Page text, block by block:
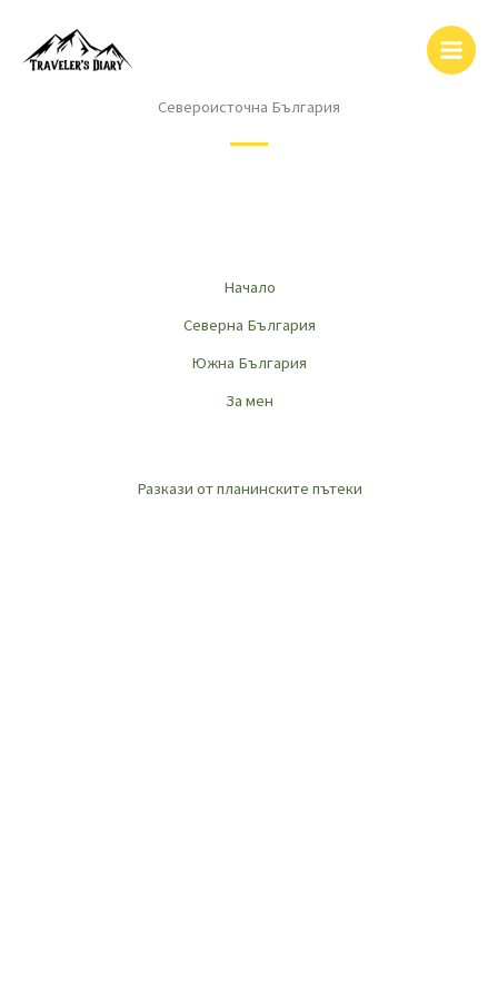
content
Североисточна България
Начало
Северна България
Южна България
За мен
Разкази от планинските пътеки